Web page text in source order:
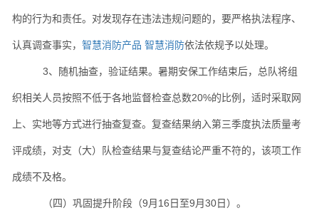
构的行为和责任。对发现存在违法违规问题的，要严格执法程序、
认真调查事实， 智慧消防产品 智慧消防依法依规予以处理。
3、随机抽查，验证结果。暑期安保工作结束后，总队将组
织相关人员按照不低于各地监督检查总数20%的比例，适时采取网
上、实地等方式进行抽查复查。复查结果纳入第三季度执法质量考
评成绩，对支（大）队检查结果与复查结论严重不符的，该项工作
成绩不及格。
（四）巩固提升阶段（9月16日至9月30日）。